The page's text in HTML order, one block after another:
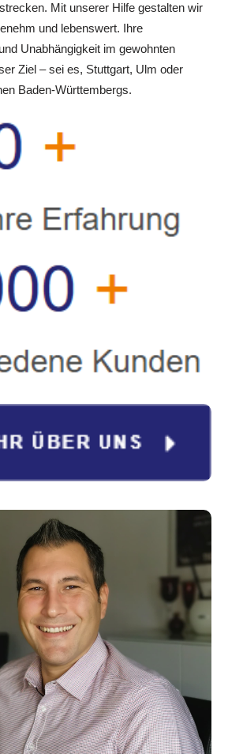
Mit unserer Hilfe gestalten wir
und lebenswert. Ihre
Unabhängigkeit im gewohnten
Ziel – sei es, Stuttgart, Ulm oder
Baden-Württembergs.